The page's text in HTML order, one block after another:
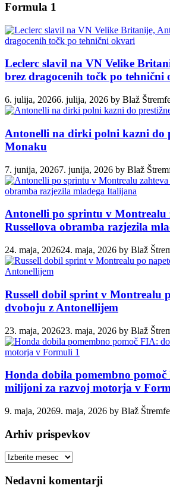
Formula 1
Leclerc slavil na VN Velike
brez dragocenih točk po tehnični
6. julija, 20266. julija, 2026 by Blaž
Antonelli na dirki polni kazni do
Monaku
7. junija, 20267. junija, 2026 by Blaž
Antonelli po sprintu v Montrealu
Russellova obramba razjezila
24. maja, 202624. maja, 2026 by Blaž
Russell dobil sprint v Montrealu
dvoboju z Antonellijem
23. maja, 202623. maja, 2026 by Blaž
Honda dobila pomembno
milijoni za razvoj motorja v
9. maja, 20269. maja, 2026 by Blaž
Arhiv prispevkov
Arhiv
Nedavni komentarji